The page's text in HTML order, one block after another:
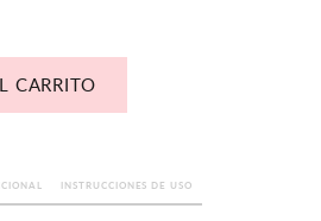
INSTRUCCIONES DE USO